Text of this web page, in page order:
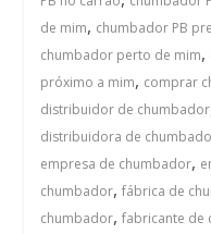
de mim, chumbador PB
chumbador perto de mim,
próximo a mim, comprar
distribuidor de chumbador
distribuidora de
empresa de chumbador,
chumbador,fábrica de
chumbador,fabricante de